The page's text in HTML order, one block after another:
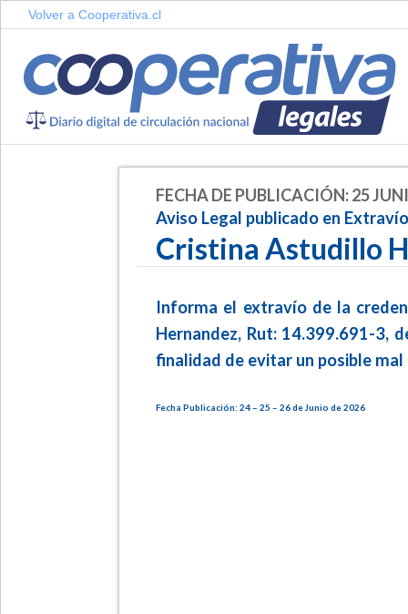
Volver a Cooperativa.cl
FECHA DE PUBLICACIÓN: 25
Aviso Legal publicado en
Cristina Astudillo
Informa el extravío de la
Hernandez, Rut: 14.399.691-3,
finalidad de evitar un posible
Fecha Publicación: 24 – 25 – 26 de Junio de 2026